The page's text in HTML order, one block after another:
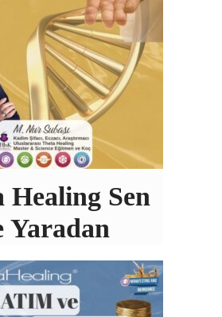
Healing Sen
Yaradan